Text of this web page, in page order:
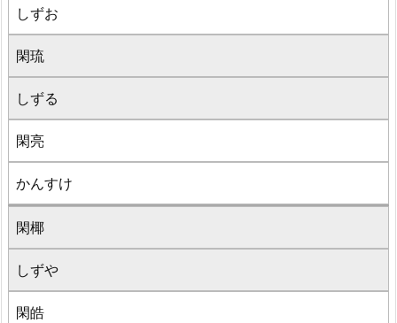
しずお
閑琉
しずる
閑亮
かんすけ
閑椰
しずや
閑皓